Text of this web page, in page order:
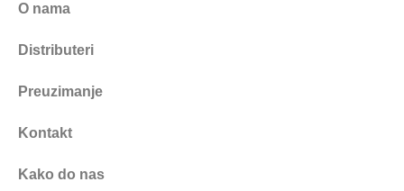
O nama
Distributeri
Preuzimanje
Kontakt
Kako do nas